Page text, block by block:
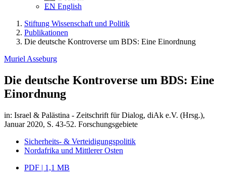
EN English
Stiftung Wissenschaft und Politik
Publikationen
Die deutsche Kontroverse um BDS: Eine Einordnung
Muriel Asseburg
Die deutsche Kontroverse um BDS: Eine
Einordnung
in: Israel & Palästina - Zeitschrift für Dialog, diAk e.V. (Hrsg.),
Januar 2020, S. 43-52. Forschungsgebiete
Sicherheits- & Verteidigungspolitik
Nordafrika und Mittlerer Osten
PDF | 1,1 MB